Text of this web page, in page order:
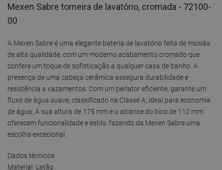
Mexen Sabre torneira de lavatório, cromada - 72100-
00
A Mexen Sabre é uma elegante bateria de lavatório feita de mosiás
de alta qualidade, com um moderno acabamento cromado que
confere um toque de sofisticação a qualquer casa de banho. A
presença de uma cabeça cerâmica assegura durabilidade e
resistência a vazamentos. Com um perlator eficiente, garante um
fluxo de água suave, classificado na Classe A, ideal para economia
de água. A sua altura de 175 mm e o alcance do bico de 112 mm
oferecem funcionalidade e estilo, fazendo da Mexen Sabre uma
escolha excecional.
Dados técnicos
Material: Latão